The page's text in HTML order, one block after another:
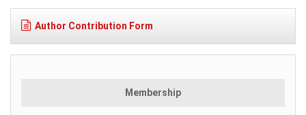
Author Contribution Form
Membership